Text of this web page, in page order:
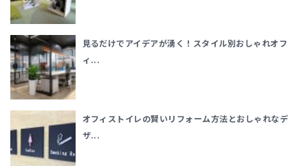
見るだけでアイデアが湧く！スタイル別おしゃれオフ
ィ...
オフィストイレの賢いリフォーム方法とおしゃれなデ
ザ...